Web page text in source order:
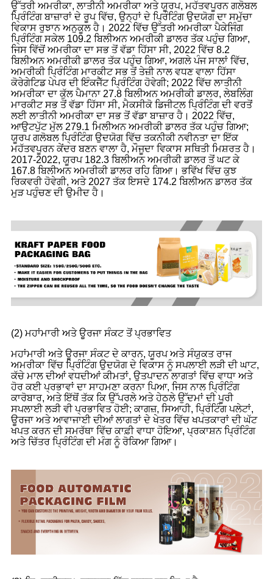
ਉੱਤਰੀ ਅਮਰੀਕਾ, ਲਾਤੀਨੀ ਅਮਰੀਕਾ ਅਤੇ ਯੂਰਪ, ਮਹੱਤਵਪੂਰਨ ਗਲੋਬਲ
ਪ੍ਰਿੰਟਿੰਗ ਬਾਜ਼ਾਰਾਂ ਦੇ ਰੂਪ ਵਿੱਚ, ਉਨ੍ਹਾਂ ਦੇ ਪ੍ਰਿੰਟਿੰਗ ਉਦਯੋਗ ਦਾ ਸਮੁੱਚਾ
ਵਿਕਾਸ ਰੁਝਾਨ ਅਨੁਕੂਲ ਹੈ। 2022 ਵਿੱਚ ਉੱਤਰੀ ਅਮਰੀਕਾ ਪੈਕੇਜਿੰਗ
ਪ੍ਰਿੰਟਿੰਗ ਸਕੇਲ 109.2 ਬਿਲੀਅਨ ਅਮਰੀਕੀ ਡਾਲਰ ਤੱਕ ਪਹੁੰਚ ਗਿਆ,
ਜਿਸ ਵਿੱਚੋਂ ਅਮਰੀਕਾ ਦਾ ਸਭ ਤੋਂ ਵੱਡਾ ਹਿੱਸਾ ਸੀ, 2022 ਵਿੱਚ 8.2
ਬਿਲੀਅਨ ਅਮਰੀਕੀ ਡਾਲਰ ਤੱਕ ਪਹੁੰਚ ਗਿਆ, ਅਗਲੇ ਪੰਜ ਸਾਲਾਂ ਵਿੱਚ,
ਅਮਰੀਕੀ ਪ੍ਰਿੰਟਿੰਗ ਮਾਰਕੀਟ ਸਭ ਤੋਂ ਤੇਜ਼ੀ ਨਾਲ ਵਧਣ ਵਾਲਾ ਹਿੱਸਾ
ਕੋਰੇਗੇਟਿਡ ਪੇਪਰ ਦੀ ਇੰਕਜੈੱਟ ਪ੍ਰਿੰਟਿੰਗ ਹੋਵੇਗੀ; 2022 ਵਿੱਚ ਲਾਤੀਨੀ
ਅਮਰੀਕਾ ਦਾ ਕੁੱਲ ਪੈਮਾਨਾ 27.8 ਬਿਲੀਅਨ ਅਮਰੀਕੀ ਡਾਲਰ, ਲੇਬਲਿੰਗ
ਮਾਰਕੀਟ ਸਭ ਤੋਂ ਵੱਡਾ ਹਿੱਸਾ ਸੀ, ਮੈਕਸੀਕੋ ਡਿਜੀਟਲ ਪ੍ਰਿੰਟਿੰਗ ਦੀ ਵਰਤੋਂ
ਲਈ ਲਾਤੀਨੀ ਅਮਰੀਕਾ ਦਾ ਸਭ ਤੋਂ ਵੱਡਾ ਬਾਜ਼ਾਰ ਹੈ। 2022 ਵਿੱਚ,
ਆਉਟਪੁੱਟ ਮੁੱਲ 279.1 ਮਿਲੀਅਨ ਅਮਰੀਕੀ ਡਾਲਰ ਤੱਕ ਪਹੁੰਚ ਗਿਆ;
ਯੂਰਪ ਗਲੋਬਲ ਪ੍ਰਿੰਟਿੰਗ ਉਦਯੋਗ ਵਿੱਚ ਤਕਨੀਕੀ ਨਵੀਨਤਾ ਦਾ ਇੱਕ
ਮਹੱਤਵਪੂਰਨ ਕੇਂਦਰ ਬਣਨ ਵਾਲਾ ਹੈ, ਮੌਜੂਦਾ ਵਿਕਾਸ ਸਥਿਤੀ ਮਿਸ਼ਰਤ ਹੈ।
2017-2022, ਯੂਰਪ 182.3 ਬਿਲੀਅਨ ਅਮਰੀਕੀ ਡਾਲਰ ਤੋਂ ਘਟ ਕੇ
167.8 ਬਿਲੀਅਨ ਅਮਰੀਕੀ ਡਾਲਰ ਰਹਿ ਗਿਆ। ਭਵਿੱਖ ਵਿੱਚ ਕੁਝ
ਰਿਕਵਰੀ ਹੋਵੇਗੀ, ਅਤੇ 2027 ਤੱਕ ਇਸਦੇ 174.2 ਬਿਲੀਅਨ ਡਾਲਰ ਤੱਕ
ਮੁੜ ਪਹੁੰਚਣ ਦੀ ਉਮੀਦ ਹੈ।
(2) ਮਹਾਂਮਾਰੀ ਅਤੇ ਊਰਜਾ ਸੰਕਟ ਤੋਂ ਪ੍ਰਭਾਵਿਤ
ਮਹਾਂਮਾਰੀ ਅਤੇ ਊਰਜਾ ਸੰਕਟ ਦੇ ਕਾਰਨ, ਯੂਰਪ ਅਤੇ ਸੰਯੁਕਤ ਰਾਜ
ਅਮਰੀਕਾ ਵਿੱਚ ਪ੍ਰਿੰਟਿੰਗ ਉਦਯੋਗ ਦੇ ਵਿਕਾਸ ਨੂੰ ਸਪਲਾਈ ਲੜੀ ਦੀ ਘਾਟ,
ਕੱਚੇ ਮਾਲ ਦੀਆਂ ਵਧਦੀਆਂ ਕੀਮਤਾਂ, ਉਤਪਾਦਨ ਲਾਗਤਾਂ ਵਿੱਚ ਵਾਧਾ ਅਤੇ
ਹੋਰ ਕਈ ਪ੍ਰਭਾਵਾਂ ਦਾ ਸਾਹਮਣਾ ਕਰਨਾ ਪਿਆ, ਜਿਸ ਨਾਲ ਪ੍ਰਿੰਟਿੰਗ
ਕਾਰੋਬਾਰ, ਅਤੇ ਇੱਥੋਂ ਤੱਕ ਕਿ ਉੱਪਰਲੇ ਅਤੇ ਹੇਠਲੇ ਉੱਦਮਾਂ ਦੀ ਪੂਰੀ
ਸਪਲਾਈ ਲੜੀ ਵੀ ਪ੍ਰਭਾਵਿਤ ਹੋਈ; ਕਾਗਜ਼, ਸਿਆਹੀ, ਪ੍ਰਿੰਟਿੰਗ ਪਲੇਟਾਂ,
ਊਰਜਾ ਅਤੇ ਆਵਾਜਾਈ ਦੀਆਂ ਲਾਗਤਾਂ ਦੇ ਖੇਤਰ ਵਿੱਚ ਖਪਤਕਾਰਾਂ ਦੀ ਘੱਟ
ਖਪਤ ਕਰਨ ਦੀ ਸਮਰੱਥਾ ਵਿੱਚ ਕਾਫ਼ੀ ਵਾਧਾ ਹੋਇਆ, ਪ੍ਰਕਾਸ਼ਨ ਪ੍ਰਿੰਟਿੰਗ
ਅਤੇ ਚਿੱਤਰ ਪ੍ਰਿੰਟਿੰਗ ਦੀ ਮੰਗ ਨੂੰ ਰੋਕਿਆ ਗਿਆ।